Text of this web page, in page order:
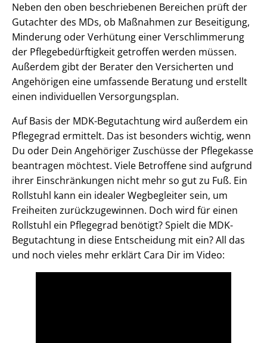
Neben den oben beschriebenen Bereichen prüft der
Gutachter des MDs, ob Maßnahmen zur Beseitigung,
Minderung oder Verhütung einer Verschlimmerung
der Pflegebedürftigkeit getroffen werden müssen.
Außerdem gibt der Berater den Versicherten und
Angehörigen eine umfassende Beratung und erstellt
einen individuellen Versorgungsplan.
Auf Basis der MDK-Begutachtung wird außerdem ein
Pflegegrad ermittelt. Das ist besonders wichtig, wenn
Du oder Dein Angehöriger Zuschüsse der Pflegekasse
beantragen möchtest. Viele Betroffene sind aufgrund
ihrer Einschränkungen nicht mehr so gut zu Fuß. Ein
Rollstuhl kann ein idealer Wegbegleiter sein, um
Freiheiten zurückzugewinnen. Doch wird für einen
Rollstuhl ein Pflegegrad benötigt? Spielt die MDK-
Begutachtung in diese Entscheidung mit ein? All das
und noch vieles mehr erklärt Cara Dir im Video: